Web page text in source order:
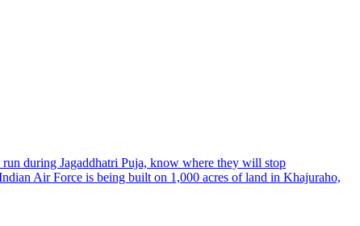
run during Jagaddhatri Puja, know where they will stop
the Indian Air Force is being built on 1,000 acres of land in Khajuraho,